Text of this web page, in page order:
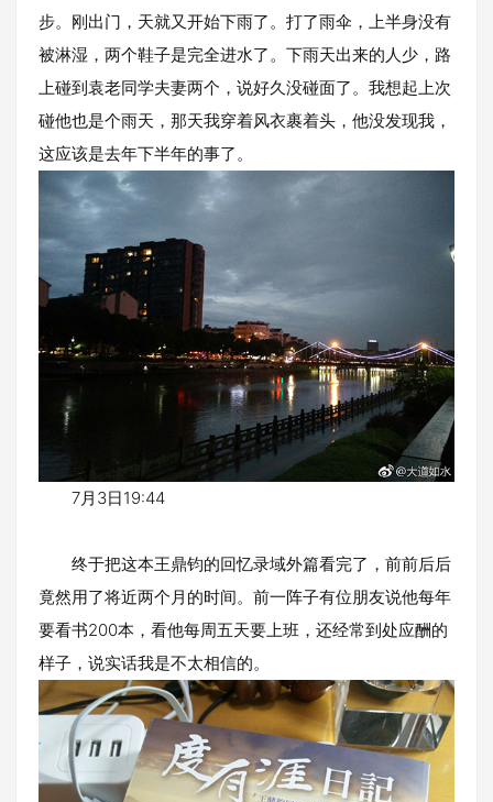
步。刚出门，天就又开始下雨了。打了雨伞，上半身没有
被淋湿，两个鞋子是完全进水了。下雨天出来的人少，路
上碰到袁老同学夫妻两个，说好久没碰面了。我想起上次
碰他也是个雨天，那天我穿着风衣裹着头，他没发现我，
这应该是去年下半年的事了。
7月3日19:44
终于把这本王鼎钧的回忆录域外篇看完了，前前后后
竟然用了将近两个月的时间。前一阵子有位朋友说他每年
要看书200本，看他每周五天要上班，还经常到处应酬的
样子，说实话我是不太相信的。